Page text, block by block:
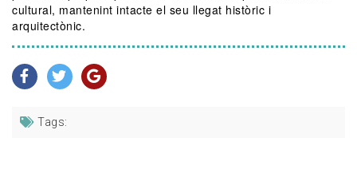
cultural, mantenint intacte el seu llegat històric i
arquitectònic.
Tags: